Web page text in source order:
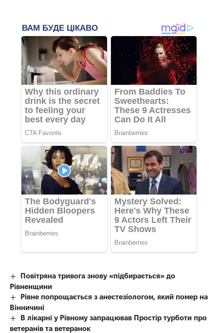
Повітряна тривога знову «підбирається» до
Рівненщини
Рівне попрощається з анестезіологом, який помер на
Вінничині
В лікарні у Рівному запрацював Простір турботи про
ветеранів та ветеранок